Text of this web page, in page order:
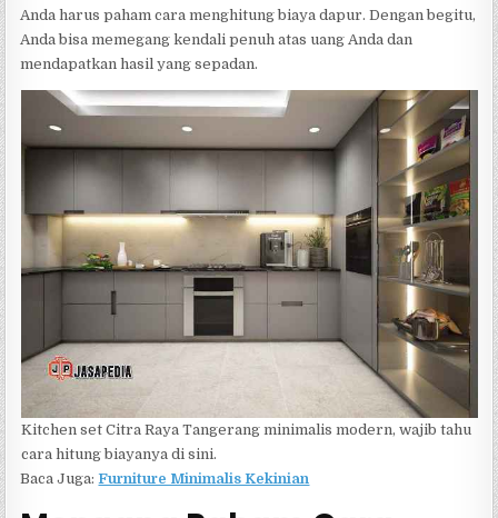
Anda harus paham cara menghitung biaya dapur. Dengan begitu,
Anda bisa memegang kendali penuh atas uang Anda dan
mendapatkan hasil yang sepadan.
Kitchen set Citra Raya Tangerang minimalis modern, wajib tahu
cara hitung biayanya di sini.
Baca Juga:Furniture Minimalis Kekinian